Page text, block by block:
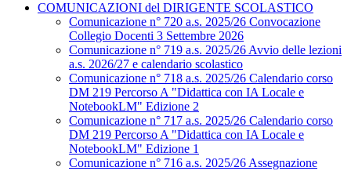
COMUNICAZIONI del DIRIGENTE SCOLASTICO
Comunicazione n° 720 a.s. 2025/26 Convocazione
Collegio Docenti 3 Settembre 2026
Comunicazione n° 719 a.s. 2025/26 Avvio delle lezioni
a.s. 2026/27 e calendario scolastico
Comunicazione n° 718 a.s. 2025/26 Calendario corso
DM 219 Percorso A "Didattica con IA Locale e
NotebookLM" Edizione 2
Comunicazione n° 717 a.s. 2025/26 Calendario corso
DM 219 Percorso A "Didattica con IA Locale e
NotebookLM" Edizione 1
Comunicazione n° 716 a.s. 2025/26 Assegnazione